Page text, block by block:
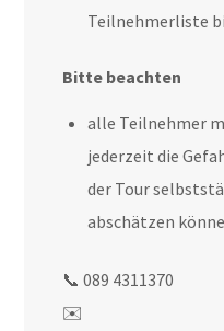
Teilnehmerliste
Bitte beachten
alle Teilnehmer
jederzeit die
der Tour
abschätzen
📞 089 4311370
✉️